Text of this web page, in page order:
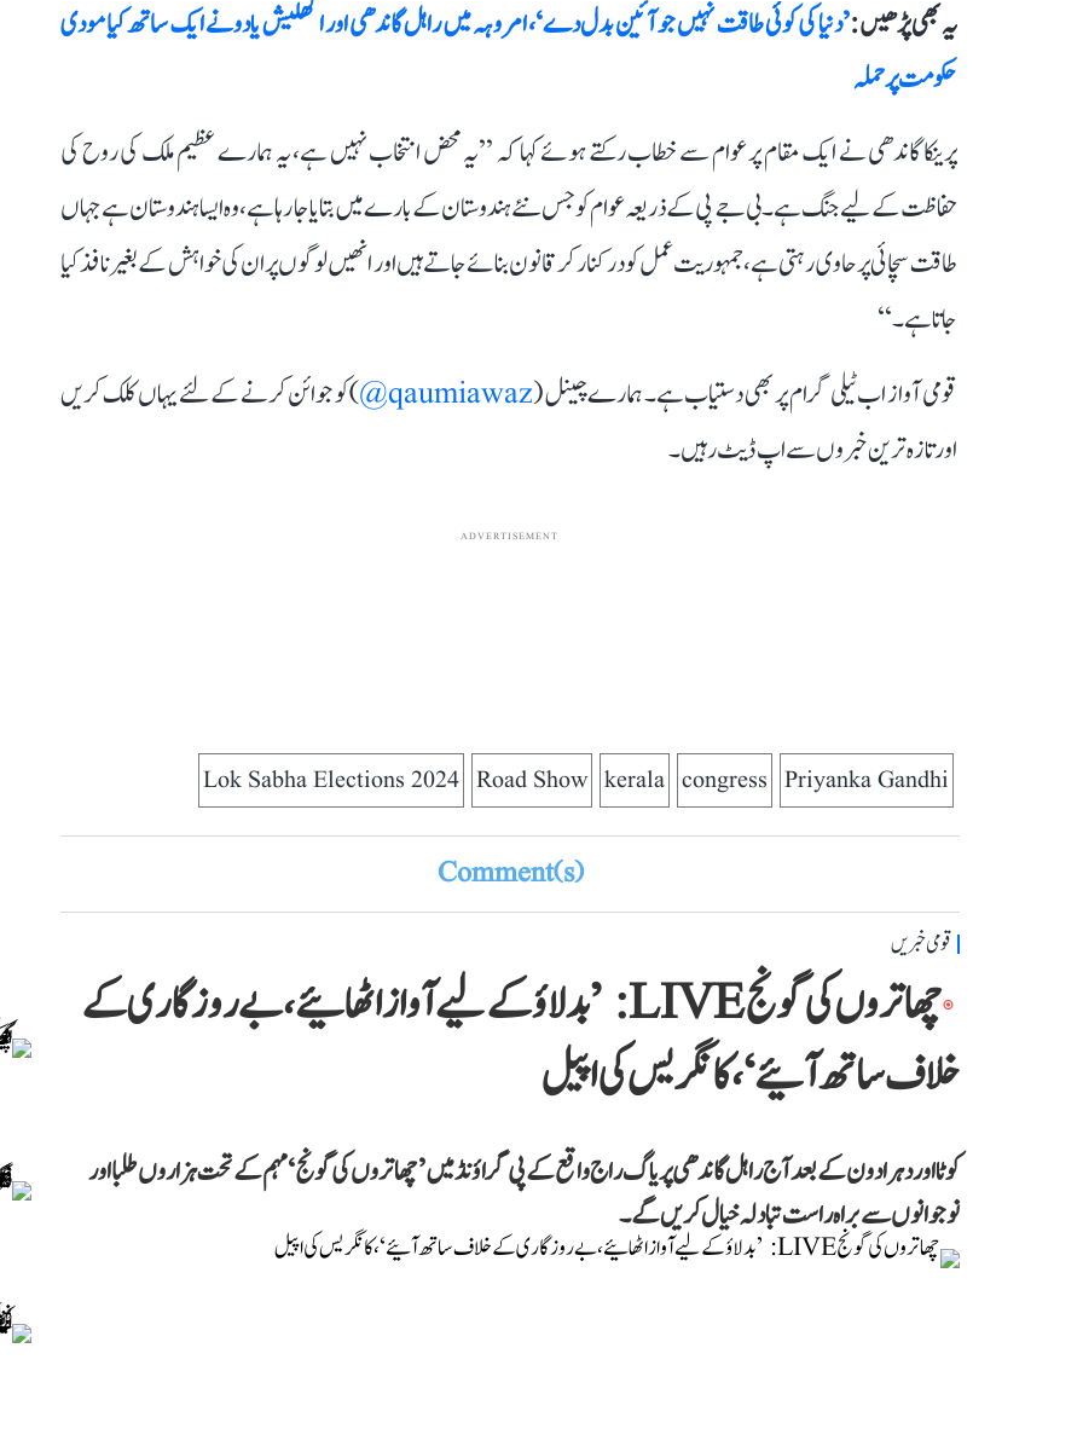
یہ بھی پڑھیں :’دنیا کی کوئی طاقت نہیں جو آئین بدل دے‘، امروہہ میں راہل گاندھی اور اکھلیش یادو نے ایک ساتھ کیا مودی
حکومت پر حملہ
پرینکا گاندھی نے ایک مقام پر عوام سے خطاب رکتے ہوئے کہا کہ ’’یہ محض انتخاب نہیں ہے، یہ ہمارے عظیم ملک کی روح کی
حفاظت کے لیے جنگ ہے۔ بی جے پی کے ذریعہ عوام کو جس نئے ہندوستان کے بارے میں بتایا جا رہا ہے، وہ ایسا ہندوستان ہے جہاں
طاقت سچائی پر حاوی رہتی ہے، جمہوریت عمل کو درکنار کر قانون بنائے جاتے ہیں اور انھیں لوگوں پر ان کی خواہش کے بغیر نافذ کیا
جاتا ہے۔‘‘
قومی آواز اب ٹیلی گرام پر بھی دستیاب ہے۔ ہمارے چینل (qaumiawaz@
) کو جوائن کرنے کے لئے یہاں کلک کریں
اور تازہ ترین خبروں سے اپ ڈیٹ رہیں۔
ADVERTISEMENT
Priyanka Gandhi
congress
kerala
Road Show
Lok Sabha Elections 2024
Comment(s)
قومی خبریں
چھاتروں کی گونج LIVE: ’بدلاؤ کے لیے آواز اٹھائیے، بے روزگاری کے
خلاف ساتھ آئیے‘، کانگریس کی اپیل
کوٹا اور دہرادون کے بعد آج راہل گاندھی پریاگ راج واقع کے پی گراؤنڈ میں ’چھاتروں کی گونج‘ مہم کے تحت ہزاروں طلبا اور
نوجوانوں سے براہ راست تبادلہ خیال کریں گے۔